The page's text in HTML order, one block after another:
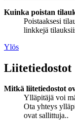
Kuinka poistan
Poistaaksesi
linkkejä
Ylös
Liitetiedostot
Mitkä liitetiedostot
Ylläpitäjä voi
Ota yhteys
ovat sallittuja..